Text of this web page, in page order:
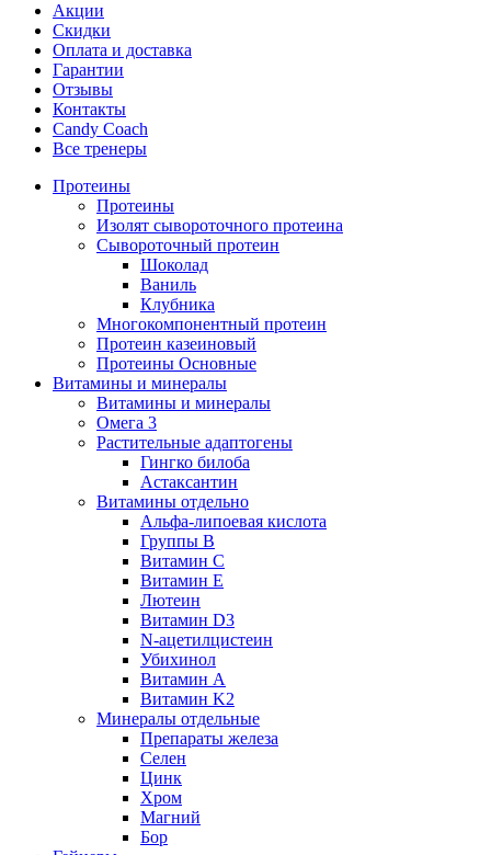
Акции
Скидки
Оплата и доставка
Гарантии
Отзывы
Контакты
Candy Coach
Все тренеры
Протеины
Протеины
Изолят сывороточного протеина
Сывороточный протеин
Шоколад
Ваниль
Клубника
Многокомпонентный протеин
Протеин казеиновый
Протеины Основные
Витамины и минералы
Витамины и минералы
Омега 3
Растительные адаптогены
Гингко билоба
Астаксантин
Витамины отдельно
Альфа-липоевая кислота
Группы B
Витамин С
Витамин Е
Лютеин
Витамин D3
N-ацетилцистеин
Убихинол
Витамин А
Витамин K2
Минералы отдельные
Препараты железа
Селен
Цинк
Хром
Магний
Бор